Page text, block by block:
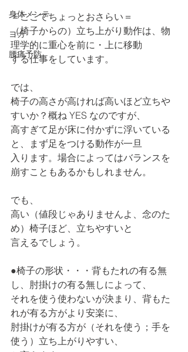
身体メンテ
ヨガ
腰痛予防
＝ここでちょっとおさらい＝
（椅子からの）立ち上がり動作は、物
理学的に重心を前に・上に移動
する仕事をしています。
では、
椅子の高さが高ければ高いほど立ちや
すいか？概ね YES なのですが、
高すぎて足が床に付かずに浮いている
と、まず足をつける動作が一旦
入ります。場合によってはバランスを
崩すこともあるかもしれません。
でも、
高い（値段じゃありませんよ、念のた
め）椅子ほど、立ちやすいと
言えるでしょう。
●椅子の形状・・・背もたれの有る無
し、肘掛けの有る無しによって、
それを使う使わないが決まり、背もた
れが有る方がより安楽に、
肘掛けが有る方が（それを使う；手を
使う）立ち上がりやすい、